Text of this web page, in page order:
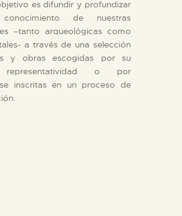
es difundir y profundizar
de nuestras
–tanto arqueológicas como
a través de una selección
y obras escogidas por su
representatividad o por
inscritas en un proceso de